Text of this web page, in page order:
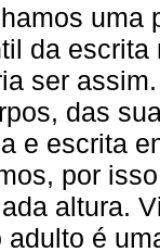
uma
da
ser
das
e escrita
por
altura.
é